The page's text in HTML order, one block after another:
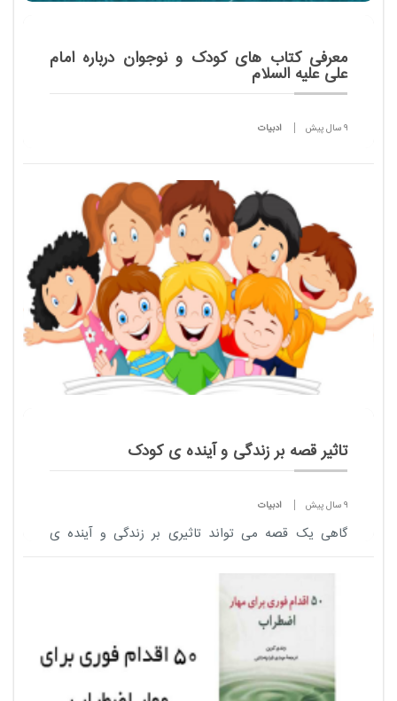
معرفی کتاب های کودک و نوجوان درباره امام
علی علیه السلام
9 سال پیش ادبیات
با حضرت امیر المومنین علیه السلام
تاثیر قصه بر زندگی و آینده ی کودک
9 سال پیش ادبیات
گاهی یک قصه می تواند تاثیری بر زندگی و آینده ی